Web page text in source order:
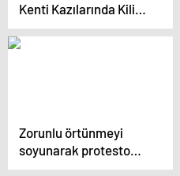
Kenti Kazılarında Kilise
ve Mezarlar Ortaya
Çıktı
Zorunlu örtünmeyi
soyunarak protesto
eden İranlı kadından